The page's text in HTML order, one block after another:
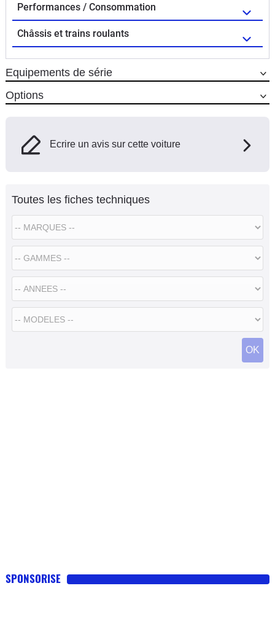
Performances / Consommation
Châssis et trains roulants
Equipements de série
Options
Ecrire un avis sur cette voiture
Toutes les fiches techniques
SPONSORISE